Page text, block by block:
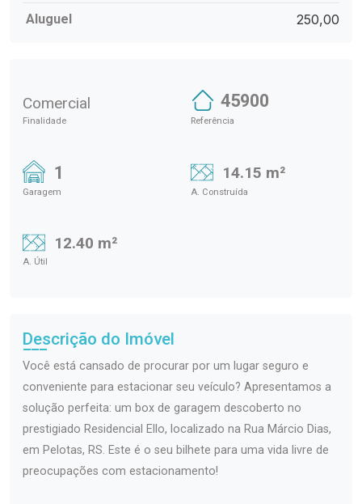
Aluguel 250,00
Comercial
Finalidade
45900
Referência
1
Garagem
14.15 m²
A. Construída
12.40 m²
A. Útil
Descrição do Imóvel
Você está cansado de procurar por um lugar seguro e
conveniente para estacionar seu veículo? Apresentamos a
solução perfeita: um box de garagem descoberto no
prestigiado Residencial Ello, localizado na Rua Márcio Dias,
em Pelotas, RS. Este é o seu bilhete para uma vida livre de
preocupações com estacionamento!